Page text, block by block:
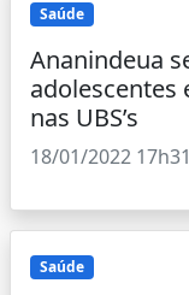
Saúde
Ananindeua
adolescentes
nas UBS’s
18/01/2022 17h31
Saúde